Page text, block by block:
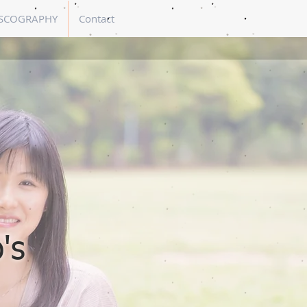
Contact